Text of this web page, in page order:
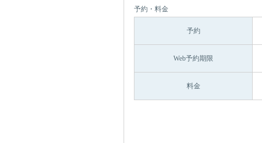
予約・料金
予約
Web予約期限
料金